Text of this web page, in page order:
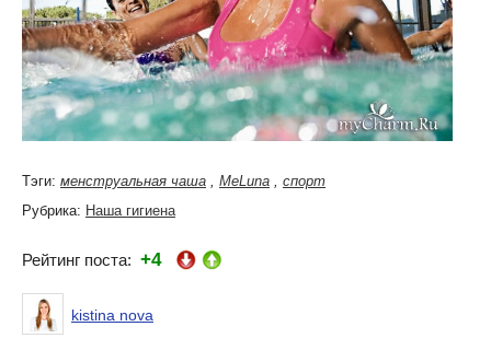
Тэги: менструальная чаша , MeLuna , спорт
Рубрика: Наша гигиена
Рейтинг поста: +4
kistina nova